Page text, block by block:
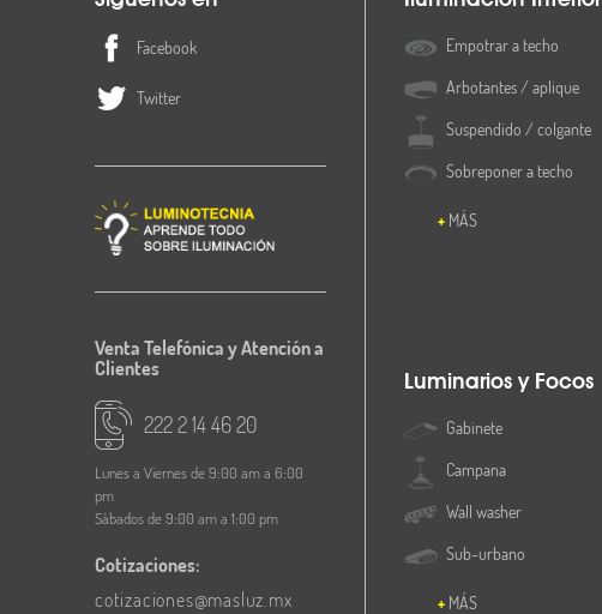
Facebook
Twitter
Venta Telefónica y Atención a
Clientes
222 2 14 46 20
Lunes a Viernes de 9:00 am a 6:00
pm
Sábados de 9:00 am a 1:00 pm
Cotizaciones:
cotizaciones@masluz.mx
Empotrar a techo
Arbotantes / aplique
Suspendido / colgante
Sobreponer a techo
MÁS
Luminarios y Focos
Gabinete
Campana
Wall washer
Sub-urbano
MÁS